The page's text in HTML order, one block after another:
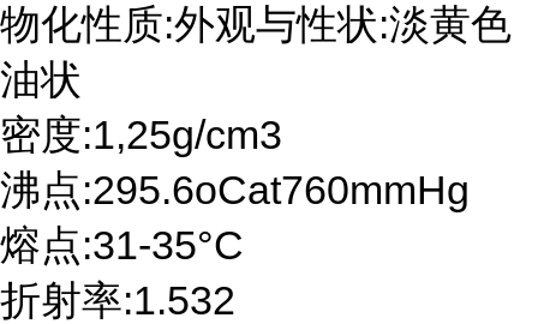
物化性质:外观与性状:淡黄色
油状
密度:1,25g/cm3
沸点:295.6oCat760mmHg
熔点:31-35°C
折射率:1.532